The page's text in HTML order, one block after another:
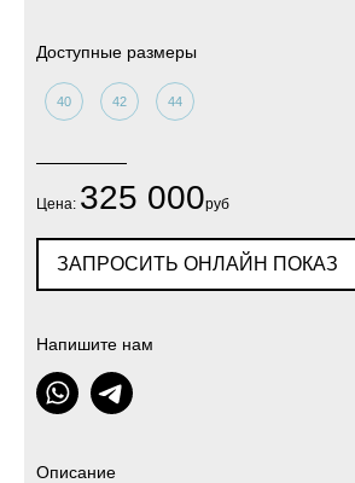
Доступные размеры
40 42 44
Цена: 325 000руб
ЗАПРОСИТЬ ОНЛАЙН ПОКАЗ
Напишите нам
Описание